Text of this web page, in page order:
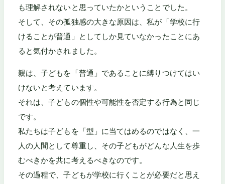
も理解されないと思っていたかということでした。
そして、その孤独感の大きな原因は、私が「学校に行
けることが普通」としてしか見ていなかったことにあ
ると気付かされました。
親は、子どもを「普通」であることに縛りつけてはい
けないと考えています。
それは、子どもの個性や可能性を否定する行為と同じ
です。
私たちは子どもを「型」に当てはめるのではなく、一
人の人間として尊重し、その子どもがどんな人生を歩
むべきかを共に考えるべきなのです。
その過程で、子どもが学校に行くことが必要だと思え